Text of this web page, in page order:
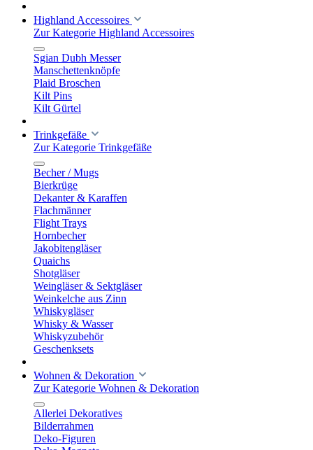
Highland Accessoires
Zur Kategorie Highland Accessoires
Sgian Dubh Messer
Manschettenknöpfe
Plaid Broschen
Kilt Pins
Kilt Gürtel
Trinkgefäße
Zur Kategorie Trinkgefäße
Becher / Mugs
Bierkrüge
Dekanter & Karaffen
Flachmänner
Flight Trays
Hornbecher
Jakobitengläser
Quaichs
Shotgläser
Weingläser & Sektgläser
Weinkelche aus Zinn
Whiskygläser
Whisky & Wasser
Whiskyzubehör
Geschenksets
Wohnen & Dekoration
Zur Kategorie Wohnen & Dekoration
Allerlei Dekoratives
Bilderrahmen
Deko-Figuren